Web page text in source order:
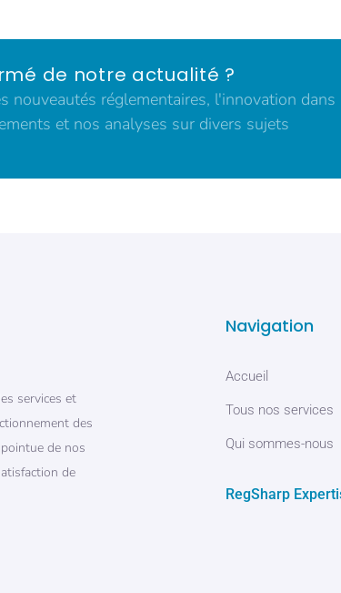
de notre actualité ?
nouveautés réglementaires, l'innovation dans
et nos analyses sur divers sujets
services et
des
de nos
de
Navigation
Accueil
Tous nos services
Qui sommes-nous
RegSharp